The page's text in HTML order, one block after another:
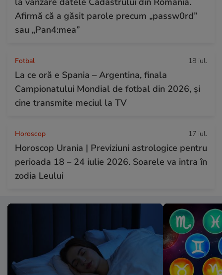
Afirmă că a găsit parole precum „passw0rd”
sau „Pan4:mea”
Fotbal 18 iul.
La ce oră e Spania – Argentina, finala
Campionatului Mondial de fotbal din 2026, și
cine transmite meciul la TV
Horoscop 17 iul.
Horoscop Urania | Previziuni astrologice pentru
perioada 18 – 24 iulie 2026. Soarele va intra în
zodia Leului